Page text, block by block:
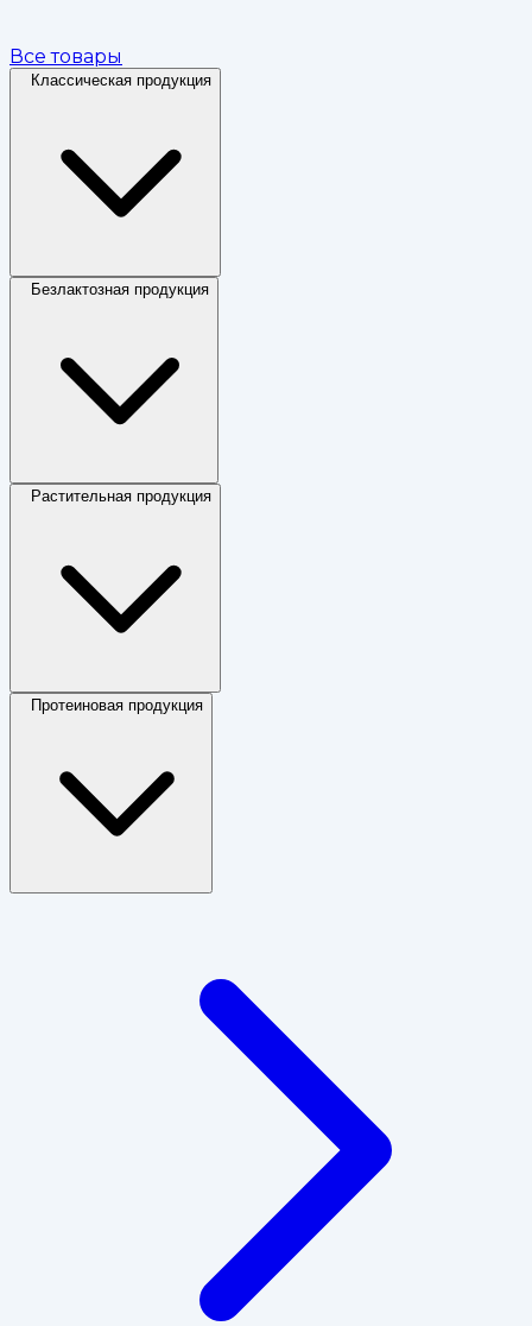
Все товары
Классическая продукция
Безлактозная продукция
Растительная продукция
Протеиновая продукция